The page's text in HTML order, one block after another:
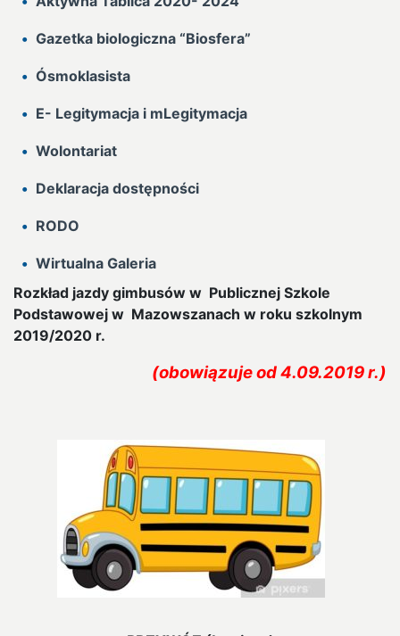
Gazetka biologiczna “Biosfera”
Ósmoklasista
E- Legitymacja i mLegitymacja
Wolontariat
Deklaracja dostępności
RODO
Wirtualna Galeria
Rozkład jazdy gimbusów w Publicznej Szkole
Podstawowej w Mazowszanach w roku szkolnym
2019/2020 r.
(obowiązuje od 4.09.2019 r.)